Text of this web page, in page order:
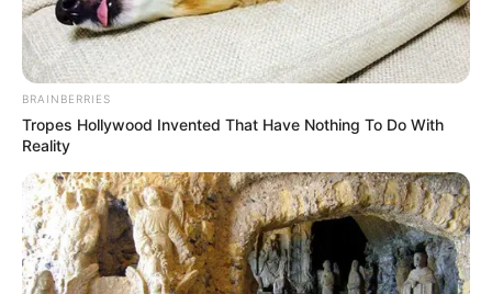
BRAINBERRIES
Tropes Hollywood Invented That Have Nothing To Do With
Reality